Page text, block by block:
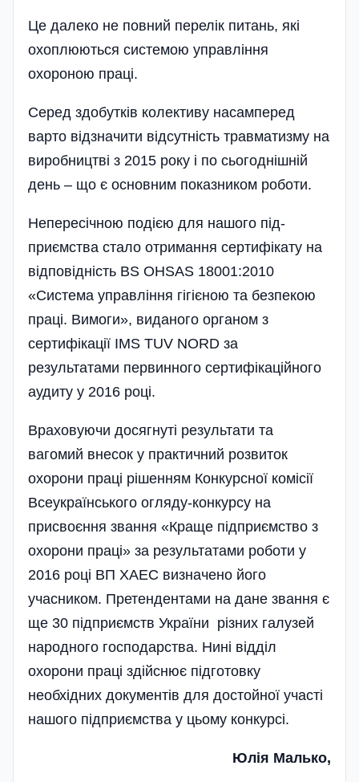
Це далеко не повний перелік питань, які
охоплюються системою управління
охороною праці.
Серед здобутків колективу насамперед
варто відзначити відсутність травматизму на
виробництві з 2015 року і по сьогоднішній
день – що є основним показником роботи.
Непересічною подією для нашого під­
приємства стало отримання серти­фікату на
відповідність BS OHSAS 18001:2010
«Система управління гігієною та безпекою
праці. Вимоги», виданого органом з
сертифікації IMS TUV NORD за
результатами первинного сертифікацій­ного
аудиту у 2016 році.
Враховуючи досягнуті результати та
вагомий внесок у практичний розвиток
охорони праці рішенням Конкурсної ко­місії
Всеукраїнського огляду-конкурсу на
присвоєння звання «Краще підприєм­ство з
охорони праці» за результатами роботи у
2016 році ВП ХАЕС визначено його
учасником. Претендентами на дане звання є
ще 30 підприємств України різних галузей
народного господарства. Нині від­діл
охорони праці здійснює підготовку
необхідних документів для достойної участі
нашого підприємства у цьому конкурсі.
Юлія Малько,